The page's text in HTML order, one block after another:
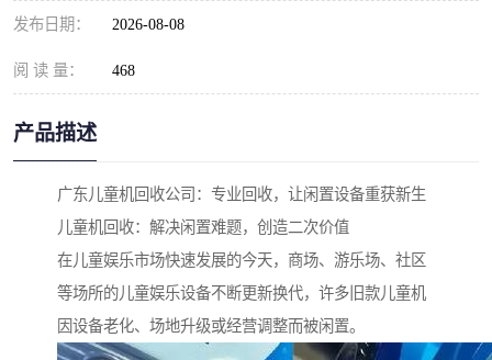
发布日期： 2026-08-08
阅 读 量： 468
产品描述
广东儿童机回收公司：专业回收，让闲置设备重获新生
儿童机回收：解决闲置难题，创造二次价值
在儿童娱乐市场快速发展的今天，商场、游乐场、社区
等场所的儿童娱乐设备不断更新换代，许多旧款儿童机
因设备老化、场地升级或经营调整而被闲置。